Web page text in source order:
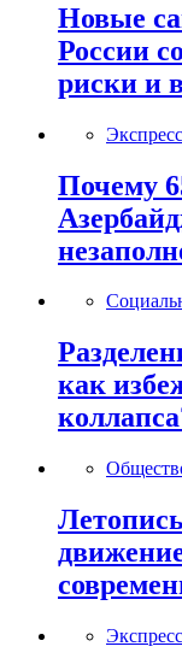
Новые
России
риски и
Почему
как